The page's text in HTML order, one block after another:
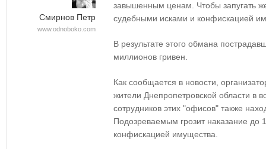
Смирнов Петр
www.odnoboko.com
завышенным ценам. Чтобы запугать
судебными исками и конфискацией
В результате этого обмана
миллионов гривен.
Как сообщается в новости,
жители Днепропетровской области в
сотрудников этих "офисов" также
Подозреваемым грозит наказание до
конфискацией имущества.